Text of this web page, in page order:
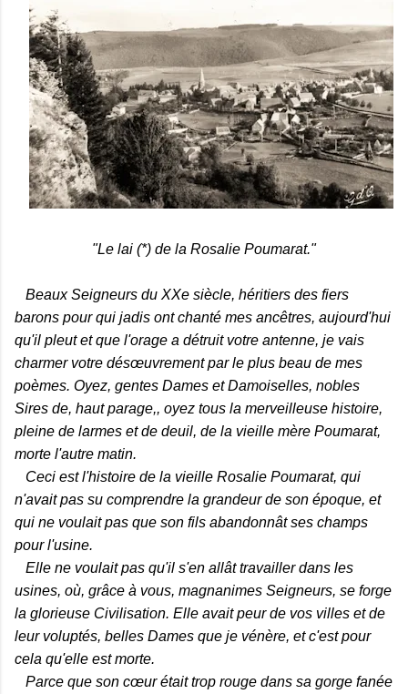
"Le lai (*) de la Rosalie Poumarat."
Beaux Seigneurs du XXe siècle, héritiers des fiers
barons pour qui jadis ont chanté mes ancêtres, aujourd'hui
qu'il pleut et que l'orage a détruit votre antenne, je vais
charmer votre désœuvrement par le plus beau de mes
poèmes. Oyez, gentes Dames et Damoiselles, nobles
Sires de, haut parage,, oyez tous la merveilleuse histoire,
pleine de larmes et de deuil, de la vieille mère Poumarat,
morte l'autre matin.
Ceci est l'histoire de la vieille Rosalie Poumarat, qui
n'avait pas su comprendre la grandeur de son époque, et
qui ne voulait pas que son fils abandonnât ses champs
pour l'usine.
Elle ne voulait pas qu'il s'en allât travailler dans les
usines, où, grâce à vous, magnanimes Seigneurs, se forge
la glorieuse Civilisation. Elle avait peur de vos villes et de
leur voluptés, belles Dames que je vénère, et c'est pour
cela qu'elle est morte.
Parce que son cœur était trop rouge dans sa gorge fanée